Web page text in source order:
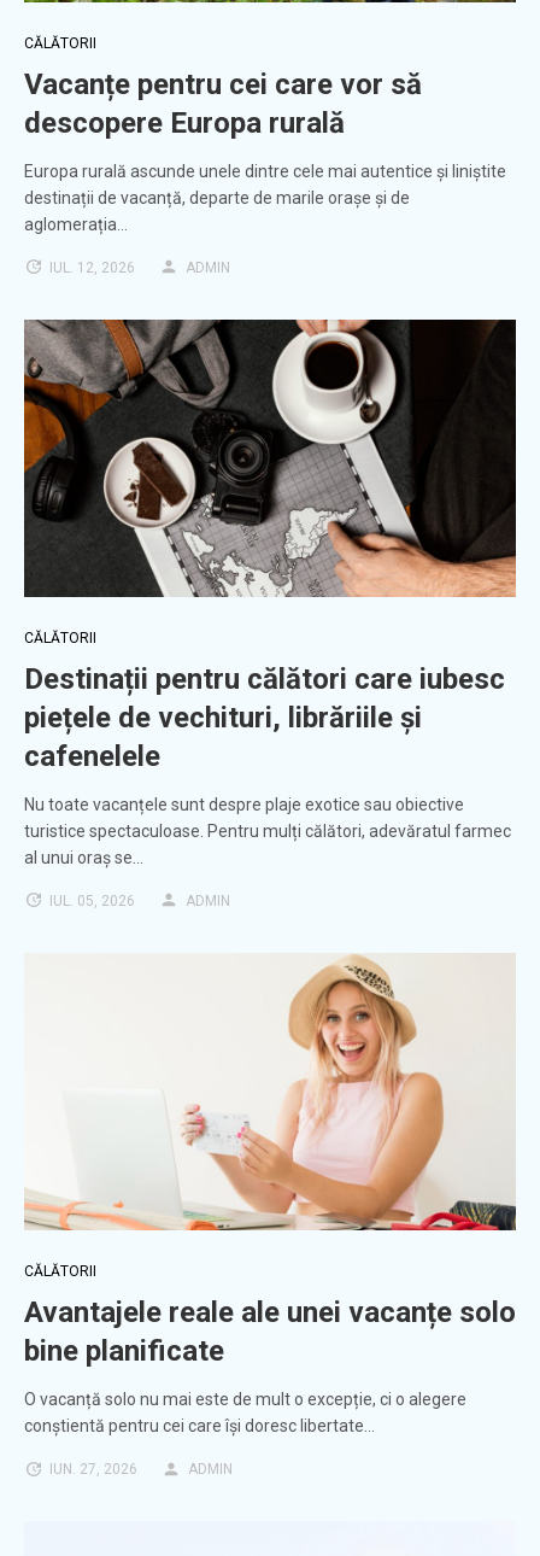
CĂLĂTORII
Vacanțe pentru cei care vor să
descopere Europa rurală
Europa rurală ascunde unele dintre cele mai autentice și liniștite
destinații de vacanță, departe de marile orașe și de
aglomerația…
IUL. 12, 2026 ADMIN
CĂLĂTORII
Destinații pentru călători care iubesc
piețele de vechituri, librăriile și
cafenelele
Nu toate vacanțele sunt despre plaje exotice sau obiective
turistice spectaculoase. Pentru mulți călători, adevăratul farmec
al unui oraș se…
IUL. 05, 2026 ADMIN
CĂLĂTORII
Avantajele reale ale unei vacanțe solo
bine planificate
O vacanță solo nu mai este de mult o excepție, ci o alegere
conștientă pentru cei care își doresc libertate…
IUN. 27, 2026 ADMIN